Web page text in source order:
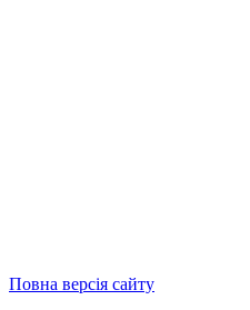
Повна версія сайту